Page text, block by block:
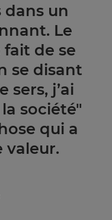
dans un
Le
de se
se disant
sers, j’ai
société"
qui a
valeur.